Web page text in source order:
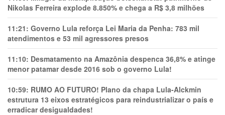
Nikolas Ferreira explode 8.850% e chega a R$ 3,8 milhões
11:21: Governo Lula reforça Lei Maria da Penha: 783 mil
atendimentos e 53 mil agressores presos
11:10: Desmatamento na Amazônia despenca 36,8% e atinge
menor patamar desde 2016 sob o governo Lula!
10:59: RUMO AO FUTURO! Plano da chapa Lula-Alckmin
estrutura 13 eixos estratégicos para reindustrializar o país e
erradicar desigualdades!